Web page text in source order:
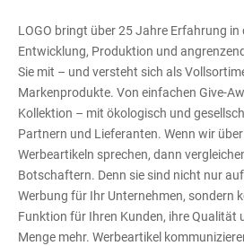
LOGO bringt über 25 Jahre Erfahrung in
Entwicklung, Produktion und
Sie mit – und versteht sich als
Markenprodukte. Von einfachen Give-
Kollektion – mit ökologisch und
Partnern und Lieferanten. Wenn wir
Werbeartikeln sprechen, dann
Botschaftern. Denn sie sind nicht nur
Werbung für Ihr Unternehmen, sondern
Funktion für Ihren Kunden, ihre Qualität
Menge mehr. Werbeartikel